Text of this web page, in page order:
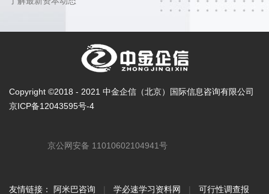
Copyright ©2018 - 2021 中金企信（北京）国际信息咨询有限公司
京ICP备12043595号-4
京公网安备 11010602104941号
友情链接： 阿米巴咨询 | 学必速学习资料网 | 可行性调查报